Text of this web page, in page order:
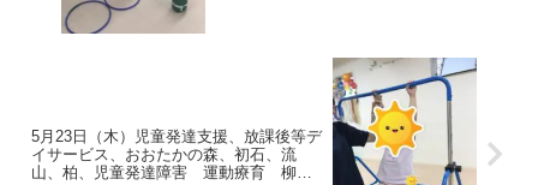
5月23日（木）児童発達支援、放課後等デ
イサービス、おおたかの森、初石、流
山、柏、児童発達障害 運動療育 柳沢